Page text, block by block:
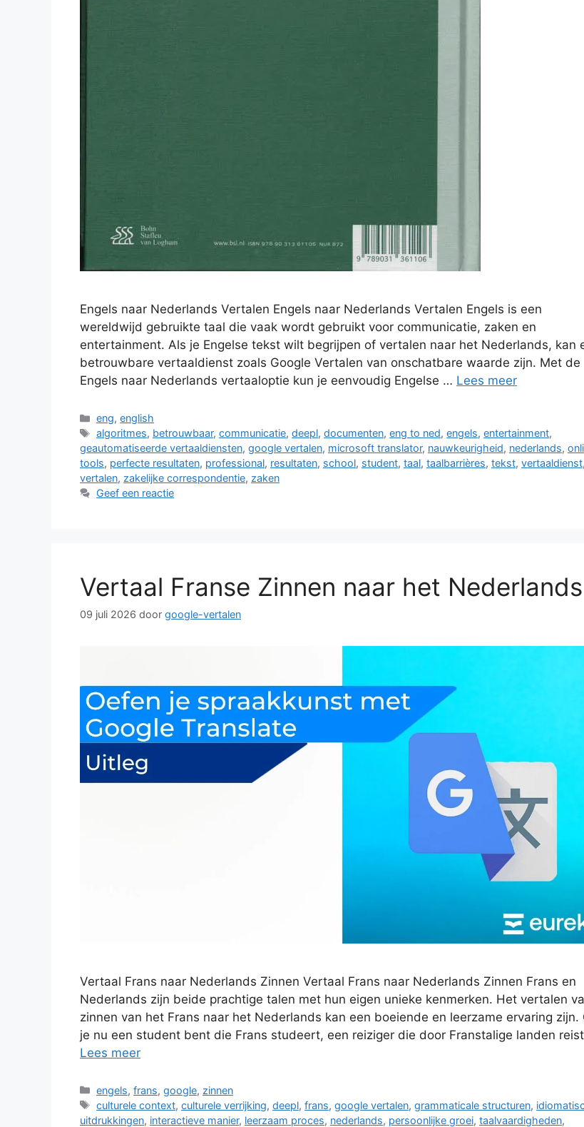
Engels naar Nederlands Vertalen Engels naar Nederlands Vertalen Engels is een
wereldwijd gebruikte taal die vaak wordt gebruikt voor communicatie, zaken en
entertainment. Als je Engelse tekst wilt begrijpen of vertalen naar het Nederlands, kan
betrouwbare vertaaldienst zoals Google Vertalen van onschatbare waarde zijn. Met de
Engels naar Nederlands vertaaloptie kun je eenvoudig Engelse … Lees meer
Categorieën
eng,english
Tags
algoritmes, betrouwbaar,communicatie,deepl,documenten,eng to ned,engels,entertainment,
geautomatiseerde vertaaldiensten, google vertalen, microsoft translator, nauwkeurigheid, nederlands,
tools, perfecte resultaten, professional, resultaten, school, student, taal, taalbarrières, tekst, vertaaldienst,
vertalen, zakelijke correspondentie, zaken
Geef een reactie
Vertaal Franse Zinnen naar het Nederlands
09 juli 2026 door google-vertalen
Vertaal Frans naar Nederlands Zinnen Vertaal Frans naar Nederlands Zinnen Frans en
Nederlands zijn beide prachtige talen met hun eigen unieke kenmerken. Het vertalen
zinnen van het Frans naar het Nederlands kan een boeiende en leerzame ervaring zijn.
je nu een student bent die Frans studeert, een reiziger die door Franstalige landen
Lees meer
Categorieën
engels,frans,google, zinnen
Tags
culturele context,culturele verrijking,deepl,frans,google vertalen,grammaticale structuren,
uitdrukkingen, interactieve manier, leerzaam proces, nederlands, persoonlijke groei, taalvaardigheden,